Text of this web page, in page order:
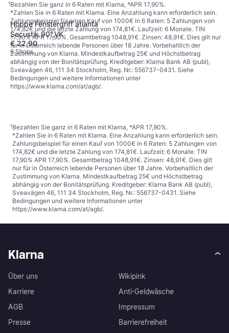
Hoppe Fenstergriff atlanta
Secustik 90°,VK
€ 22,90
6 Shops
¹Bezahlen Sie ganz in 6 Raten mit Klarna, *APR 17,90%.
*Zahlen Sie in 6 Raten mit Klarna. Eine Anzahlung kann erforderlich sein.
Zahlungsbeispiel für einen Kauf von 1000€ in 6 Raten: 5 Zahlungen von
174,82€ und die letzte Zahlung von 174,81€. Laufzeit: 6 Monate. TIN
17,90% APR 17,90%. Gesamtbetrag 1048,91€. Zinsen: 48,91€. Dies gilt nur
für in Österreich lebende Personen über 18 Jahre. Vorbehaltlich der
Zustimmung von Klarna. Mindestkaufbetrag 25€ und Höchstbetrag
abhängig von der Bonitätsprüfung. Kreditgeber: Klarna Bank AB (publ),
Sveavägen 46, 111 34 Stockholm, Reg. Nr.: 556737-0431. Siehe
Bedingungen und weitere Informationen unter
https://www.klarna.com/at/agb/.
¹Bezahlen Sie ganz in 6 Raten mit Klarna, *APR 17,90%.
*Zahlen Sie in 6 Raten mit Klarna. Eine Anzahlung kann erforderlich sein.
Zahlungsbeispiel für einen Kauf von 1000€ in 6 Raten: 5 Zahlungen von
174,82€ und die letzte Zahlung von 174,81€. Laufzeit: 6 Monate. TIN
17,90% APR 17,90%. Gesamtbetrag 1048,91€. Zinsen: 48,91€. Dies gilt
nur für in Österreich lebende Personen über 18 Jahre. Vorbehaltlich der
Zustimmung von Klarna. Mindestkaufbetrag 25€ und Höchstbetrag
abhängig von der Bonitätsprüfung. Kreditgeber: Klarna Bank AB (publ),
Sveavägen 46, 111 34 Stockholm, Reg. Nr.: 556737-0431. Siehe
Bedingungen und weitere Informationen unter
https://www.klarna.com/at/agb/.
Klarna
Über uns
Karriere
AGB
Presse
Wikipink
Anti-Geldwäsche
Impressum
Barrierefreiheit